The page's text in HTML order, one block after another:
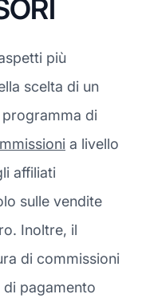
più
scelta di un
di
a livello
affiliati
sulle vendite
Inoltre, il
di commissioni
di pagamento